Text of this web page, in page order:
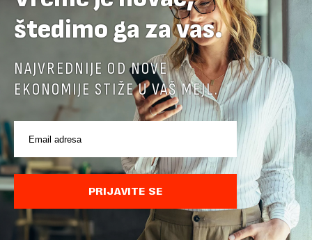
štedimo ga za vas.
NAJVREDNIJE OD NOVE
EKONOMIJE STIŽE U VAŠ MEJL.
PRIJAVITE SE